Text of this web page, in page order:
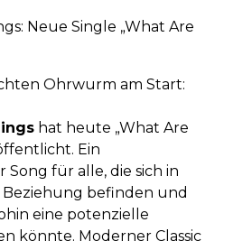
Neue Single „What Are
Ohrwurm am Start:
hat heute „What Are
Ein
für alle, die sich in
befinden und
eine potenzielle
könnte. Moderner Classic